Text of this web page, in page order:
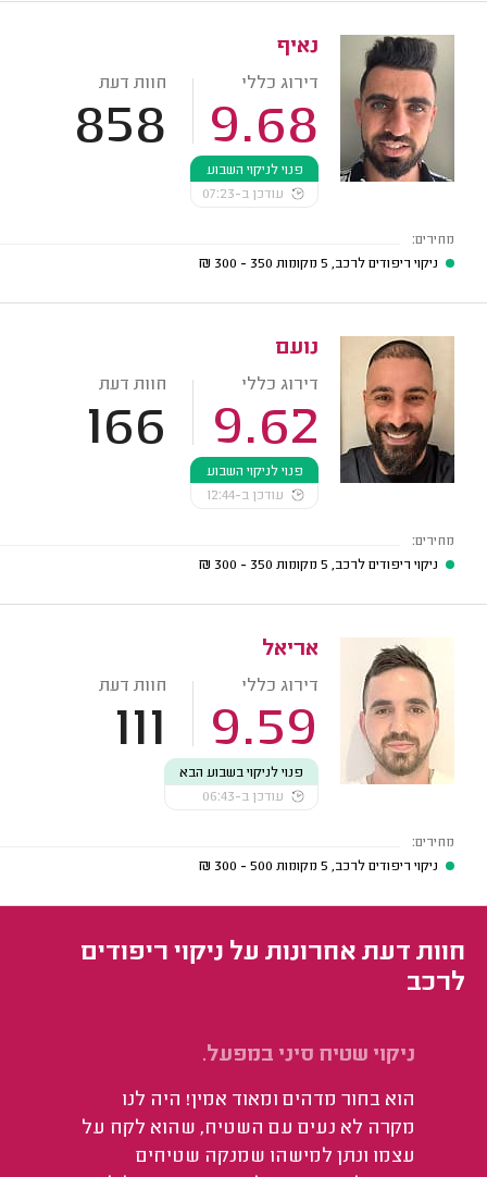
נאיף
דירוג כללי
9.68
חוות דעת
858
פנוי לניקוי השבוע
עודכן ב-07:23
מחירים:
ניקוי ריפודים לרכב, 5 מקומות
350 - 300
₪
נועם
דירוג כללי
9.62
חוות דעת
166
פנוי לניקוי השבוע
עודכן ב-12:44
מחירים:
ניקוי ריפודים לרכב, 5 מקומות
350 - 300
₪
אריאל
דירוג כללי
9.59
חוות דעת
111
פנוי לניקוי בשבוע הבא
עודכן ב-06:43
מחירים:
ניקוי ריפודים לרכב, 5 מקומות
500 - 300
₪
חוות דעת אחרונות על ניקוי ריפודים
לרכב
ניקוי שטיח סיני במפעל.
הוא בחור מדהים ומאוד אמין! היה לנו
מקרה לא נעים עם השטיח, שהוא לקח על
עצמו ונתן למישהו שמנקה שטיחים